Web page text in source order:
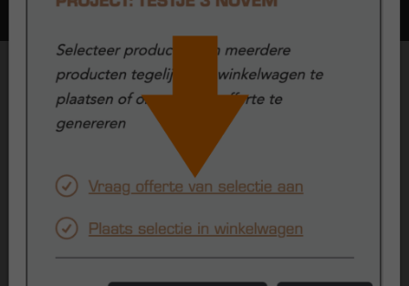
Beoordelingen